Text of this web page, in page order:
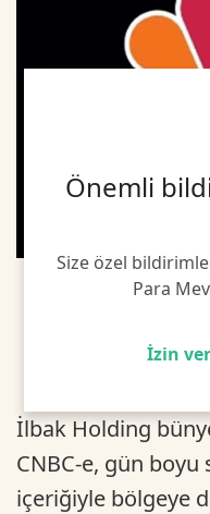
Önemli
Size özel
Para
İzin
İlbak Holding
CNBC-e, gün boyu
içeriğiyle bölgeye